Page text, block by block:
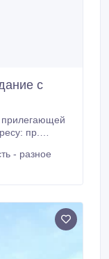
с
прилегающей
пр.
входа.
- разное